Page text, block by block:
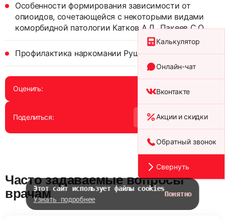
Особенности формирования зависимости от
опиоидов, сочетающейся с некоторыми видами
коморбидной патологии Катков А.Л., Пакеев С.О.
Профилактика наркомании Рущенко И.П. (ред.)
Оценить:
Поделиться:
Часто задаваемые вопросы
врачамЭтот сайт использует файлы cookies
Узнать подробнее
Понятно
Калькулятор
Онлайн-чат
Вконтакте
Акции и скидки
Обратный звонок
Свернуть